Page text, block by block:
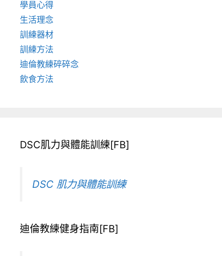
學員心得
生活理念
訓練器材
訓練方法
迪倫教練碎碎念
飲食方法
DSC肌力與體能訓練[FB]
DSC 肌力與體能訓練
迪倫教練健身指南[FB]